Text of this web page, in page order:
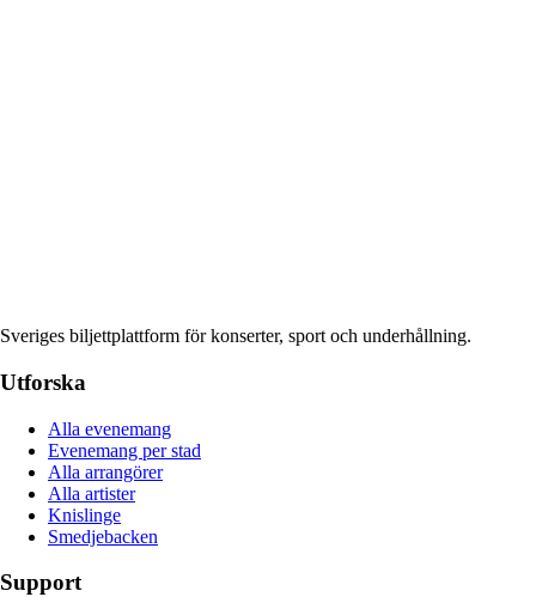
Sveriges biljettplattform för konserter, sport och underhållning.
Utforska
Alla evenemang
Evenemang per stad
Alla arrangörer
Alla artister
Knislinge
Smedjebacken
Support